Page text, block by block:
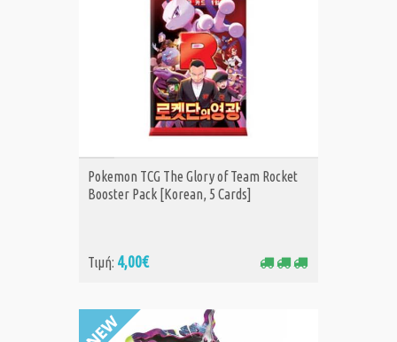
ΑΓΟΡΑ
Pokemon TCG The Glory of Team Rocket
Booster Pack [Korean, 5 Cards]
Τιμή: 4,00€